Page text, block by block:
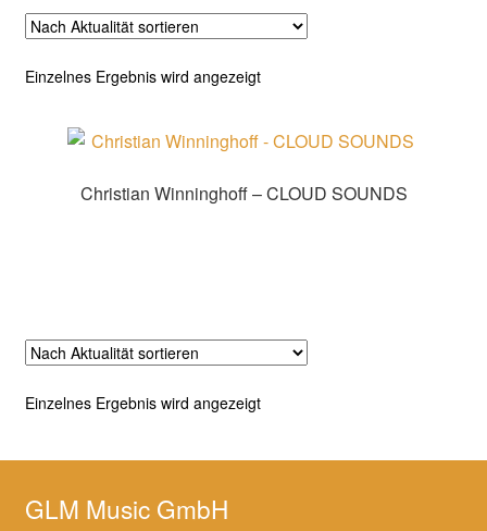
Einzelnes Ergebnis wird angezeigt
Christian Winninghoff – CLOUD SOUNDS
Einzelnes Ergebnis wird angezeigt
GLM Music GmbH